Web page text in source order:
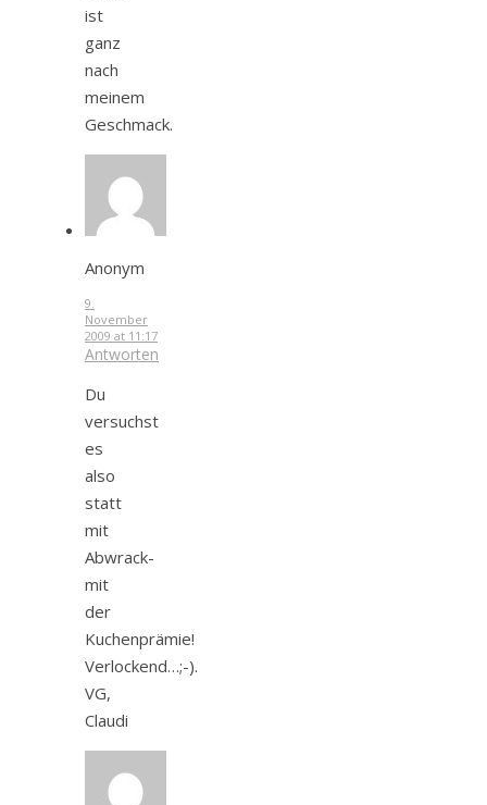
ist
ganz
nach
meinem
Geschmack.
Anonym
9.
November
2009 at 11:17
Antworten
Du
versuchst
es
also
statt
mit
Abwrack-
mit
der
Kuchenprämie!
Verlockend…;-).
VG,
Claudi